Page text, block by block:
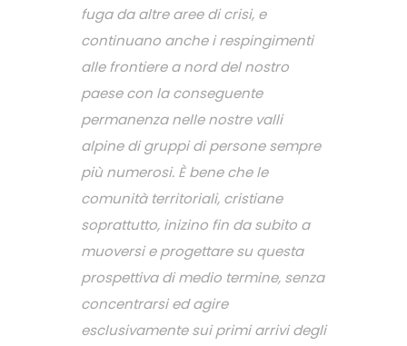
fuga da altre aree di crisi, e
continuano anche i respingimenti
alle frontiere a nord del nostro
paese con la conseguente
permanenza nelle nostre valli
alpine di gruppi di persone sempre
più numerosi. È bene che le
comunità territoriali, cristiane
soprattutto, inizino fin da subito a
muoversi e progettare su questa
prospettiva di medio termine, senza
concentrarsi ed agire
esclusivamente sui primi arrivi degli